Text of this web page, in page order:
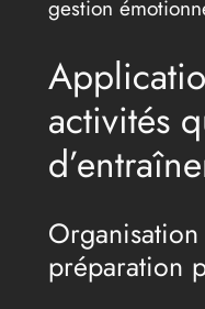
gestion
activités
préparation